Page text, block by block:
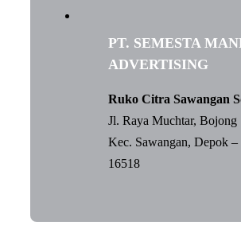
PT. SEMESTA
ADVERTISING
Ruko Citra Sawangan
Jl. Raya Muchtar, Bojong
Kec. Sawangan, Depok –
16518